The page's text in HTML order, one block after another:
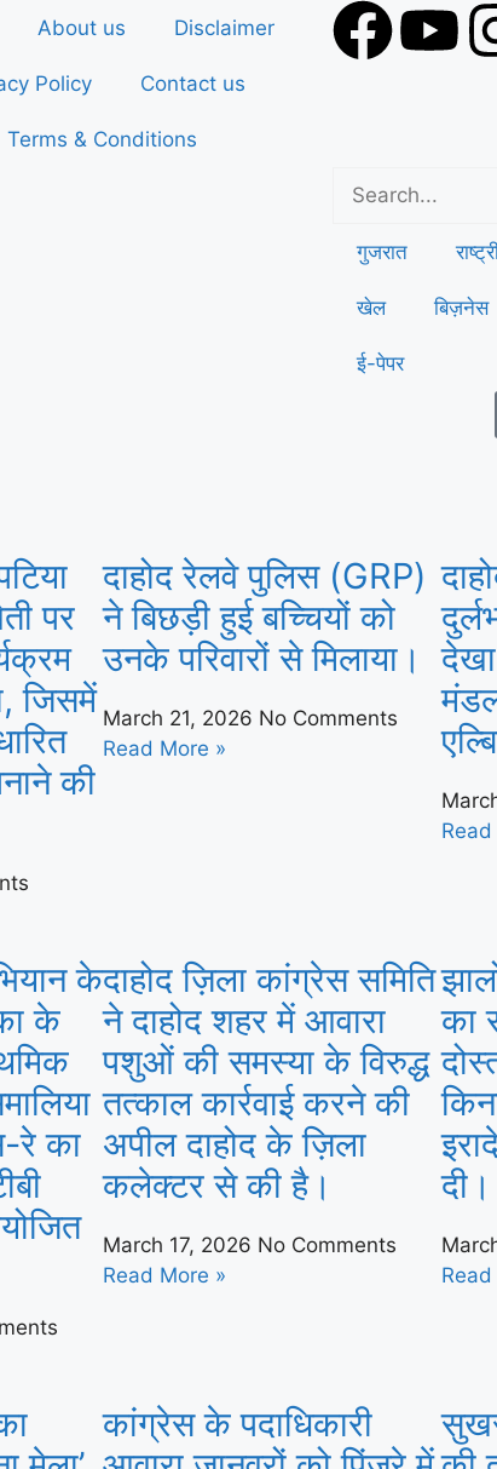
About us Disclaimer
Policy Contact us
Terms & Conditions
गुजरात
खेल बिज़नेस
ई-पेपर
पर
जिसमें
की
दाहोद रेलवे पुलिस (GRP)
ने बिछड़ी हुई बच्चियों को
उनके परिवारों से मिलाया।
March 21, 2026 No Comments
Read More »
के
के
रे का
दाहोद ज़िला कांग्रेस समिति
ने दाहोद शहर में आवारा
पशुओं की समस्या के विरुद्ध
तत्काल कार्रवाई करने की
अपील दाहोद के ज़िला
कलेक्टर से की है।
March 17, 2026 No Comments
Read More »
का
दी।
कांग्रेस के पदाधिकारी